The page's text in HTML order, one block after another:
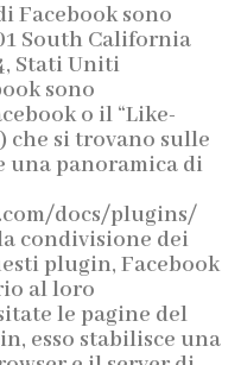
Facebook sono
South California
Stati Uniti
sono
o il “Like-
che si trovano sulle
una panoramica di
docs/plugins/
condivisione dei
plugin, Facebook
al loro
le pagine del
esso stabilisce una